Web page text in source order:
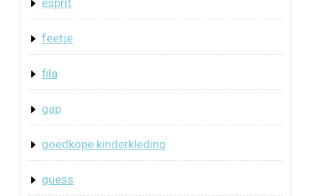
feetje
fila
gap
goedkope kinderkleding
guess